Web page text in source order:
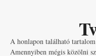
A honlapon található
Amennyiben mégis közölni